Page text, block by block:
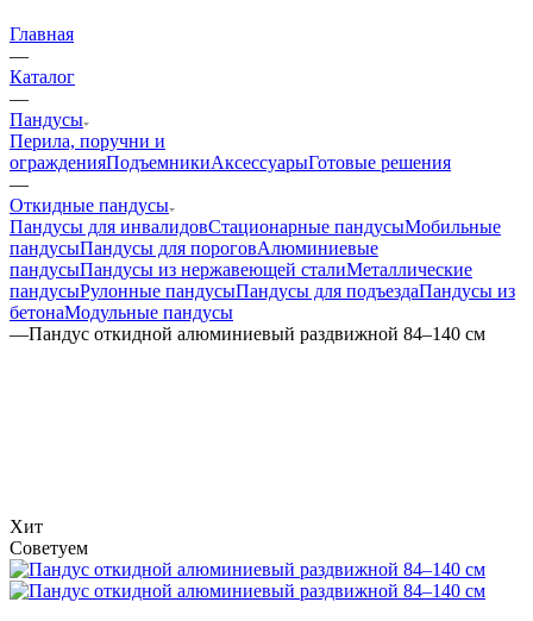
Главная
—
Каталог
—
Пандусы
Перила, поручни и
огражденияПодъемникиАксессуарыГотовые решения
—
Откидные пандусы
Пандусы для инвалидовСтационарные пандусыМобильные
пандусыПандусы для пороговАлюминиевые
пандусыПандусы из нержавеющей сталиМеталлические
пандусыРулонные пандусыПандусы для подъездаПандусы из
бетонаМодульные пандусы
—Пандус откидной алюминиевый раздвижной 84–140 см
Хит
Советуем